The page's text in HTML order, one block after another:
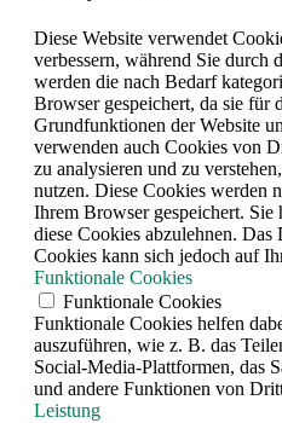
Diese Website verwendet
verbessern, während Sie durch
werden die nach Bedarf
Browser gespeichert, da sie für
Grundfunktionen der Website
verwenden auch Cookies von
zu analysieren und zu
nutzen. Diese Cookies werden
Ihrem Browser gespeichert.
diese Cookies abzulehnen.
Cookies kann sich jedoch auf
Funktionale Cookies
Funktionale Cookies
Funktionale Cookies helfen
auszuführen, wie z. B. das
Social-Media-Plattformen, das
und andere Funktionen von
Leistung